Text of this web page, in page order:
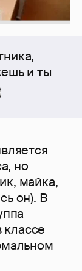
и ты
но
майка,
он). В